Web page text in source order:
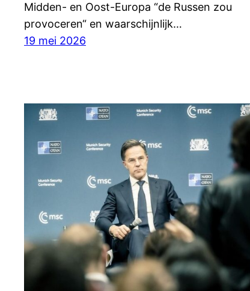
Midden- en Oost-Europa “de Russen zou
provoceren“ en waarschijnlijk…
19 mei 2026